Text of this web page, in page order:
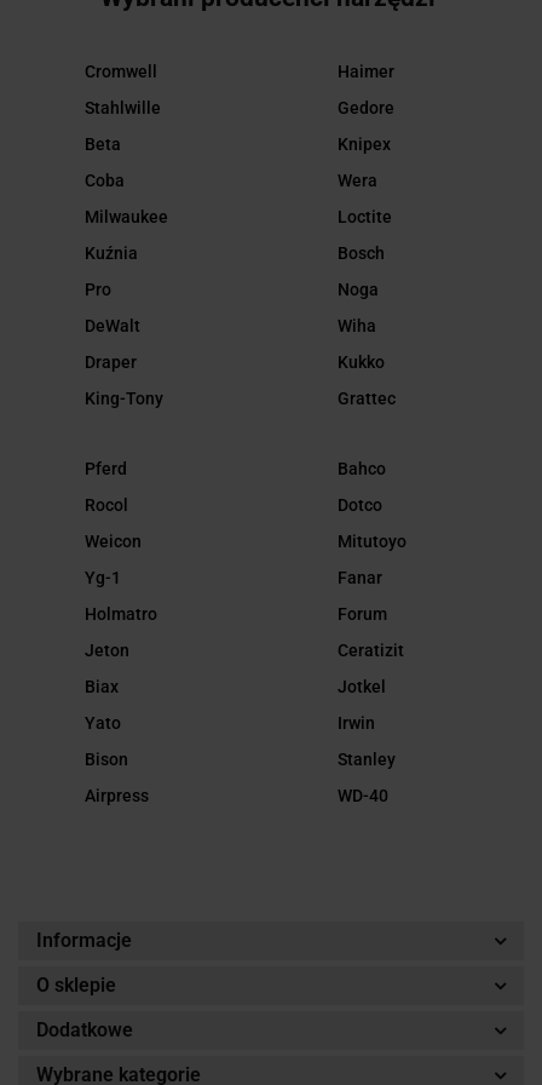
Cromwell
Stahlwille
Beta
Coba
Milwaukee
Kuźnia
Pro
DeWalt
Draper
King-Tony
Haimer
Gedore
Knipex
Wera
Loctite
Bosch
Noga
Wiha
Kukko
Grattec
Pferd
Rocol
Weicon
Yg-1
Holmatro
Jeton
Biax
Yato
Bison
Airpress
Bahco
Dotco
Mitutoyo
Fanar
Forum
Ceratizit
Jotkel
Irwin
Stanley
WD-40
Informacje
O sklepie
Dodatkowe
Wybrane kategorie